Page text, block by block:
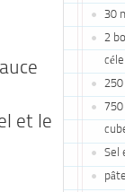
30
2
250
750
Sel
et le